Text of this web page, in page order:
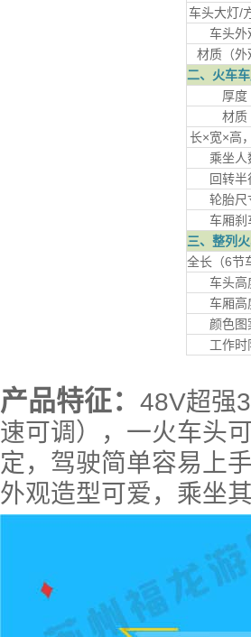
车头大灯/
车头外
材质（外
二、火车
厚度
材质
长×宽×高
乘坐人
回转半
轮胎尺
车厢刹
三、整列
全长（6节
车头高
车厢高
颜色图
工作时
产品特征： 48V超强
速可调），一火车头
定，驾驶简单容易上
外观造型可爱，乘坐